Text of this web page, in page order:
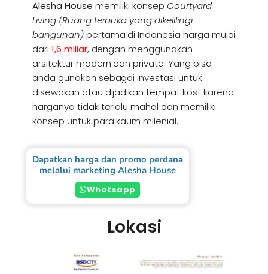
Alesha House memiliki konsepCourtyard
Living (Ruang terbuka yang dikelilingi
bangunan)pertama di Indonesia harga mulai
dari 1,6 miliar, dengan menggunakan
arsitektur modern dan private. Yang bisa
anda gunakan sebagai investasi untuk
disewakan atau dijadikan tempat kost karena
harganya tidak terlalu mahal dan memiliki
konsep untuk para kaum milenial.
Dapatkan harga dan promo perdana
melalui marketing Alesha House
Whatsapp
Lokasi